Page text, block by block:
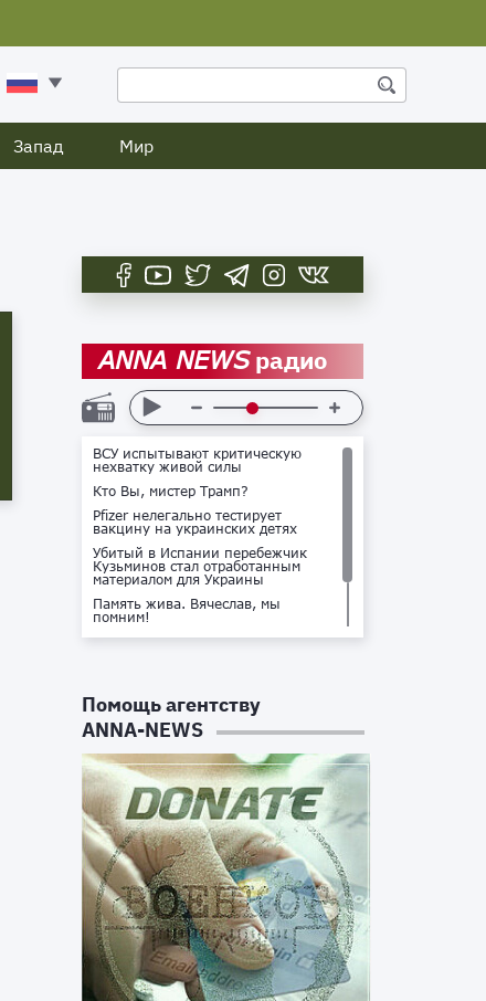
Запад Мир
ANNA NEWSрадио
ВСУ испытывают критическую
нехватку живой силы
Кто Вы, мистер Трамп?
Pfizer нелегально тестирует
вакцину на украинских детях
Убитый в Испании перебежчик
Кузьминов стал отработанным
материалом для Украины
Память жива. Вячеслав, мы
помним!
Не доставайся ты никому!
Помощь агентству
ANNA-NEWS